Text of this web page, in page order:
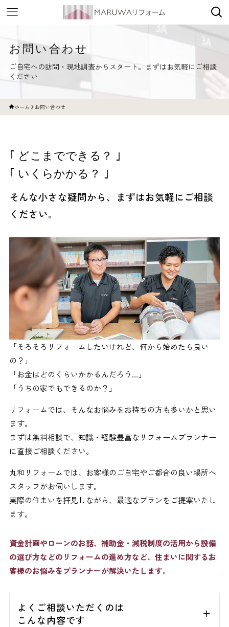
お問い合わせ
ご自宅への訪問・現地調査からスタート。まずはお気軽にご相談
ください
ホーム お問い合わせ
｢ どこまでできる？ ｣
｢ いくらかかる？ ｣
そんな小さな疑問から、まずはお気軽にご相談
ください。
「そろそろリフォームしたいけれど、何から始めたら良い
の？」
「お金はどのくらいかかるんだろう…」
「うちの家でもできるのか？」
リフォームでは、そんなお悩みをお持ちの方も多いかと思い
ます。
まずは無料相談で、知識・経験豊富なリフォームプランナー
に直接ご相談ください。
丸和リフォームでは、お客様のご自宅やご都合の良い場所へ
スタッフがお伺いします。
実際の住まいを拝見しながら、最適なプランをご提案いたし
ます。
資金計画やローンのお話、補助金・減税制度の活用から設備
の選び方などのリフォームの進め方など、住まいに関するお
客様のお悩みをプランナーが解決いたします。
よくご相談いただくのは
こんな内容です